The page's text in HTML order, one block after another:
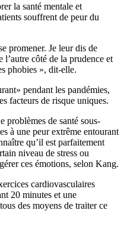
la santé mentale et
souffrent de peur du
promener. Je leur dis de
l’autre côté de la prudence et
phobies », dit-elle.
pendant les pandémies,
facteurs de risque uniques.
problèmes de santé sous-
à une peur extrême entourant
qu’il est parfaitement
niveau de stress ou
ces émotions, selon Kang.
cardiovasculaires
20 minutes et une
des moyens de traiter ce